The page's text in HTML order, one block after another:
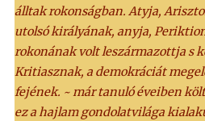
álltak rokonságban. Atyja,
utolsó királyának, anyja,
rokonának volt leszármazottja s
Kritiasznak, a demokráciát
fejének. ~ már tanuló éveiben
ez a hajlam gondolatvilága